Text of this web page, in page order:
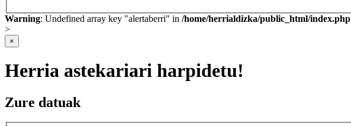
Warning: Undefined array key "alertaberri" in /home/herrialdizka/public_html/index.php
>
×
Herria astekariari harpidetu!
Zure datuak